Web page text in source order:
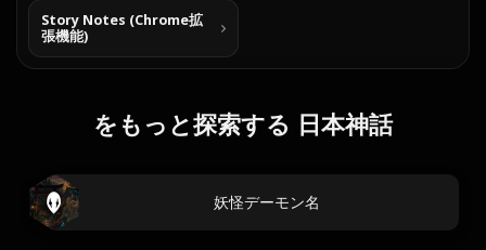
Story Notes (Chrome拡
張機能)
をもっと探索する 日本神話
妖怪デーモン名